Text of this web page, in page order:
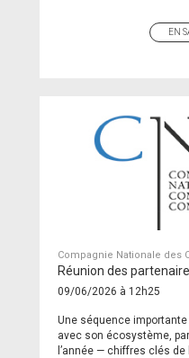
EN
Compagnie Nationale des
Réunion des
09/06/2026 à 12h25
Une séquence
avec son écosystème,
l’année — chiffres clés de